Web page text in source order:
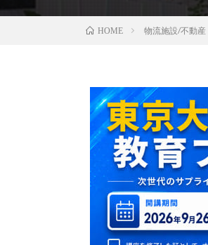
HOME 物流施設/不動産